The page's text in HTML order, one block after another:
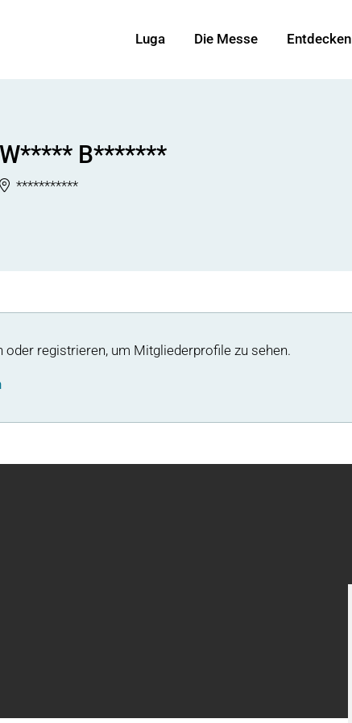
Luga Die Messe Entdecken
W***** B*******
***********
oder registrieren, um Mitgliederprofile zu sehen.